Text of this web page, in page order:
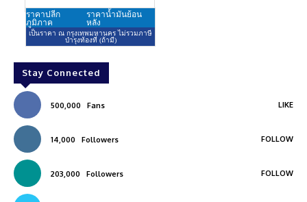
Stay Connected
500,000 Fans LIKE
14,000 Followers FOLLOW
203,000 Followers FOLLOW